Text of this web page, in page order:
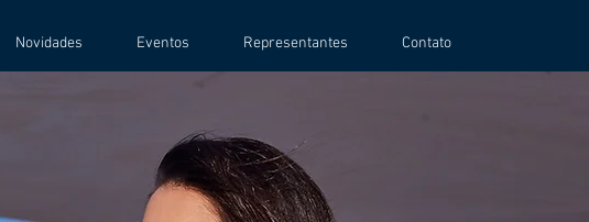
Novidades Eventos Representantes Contato